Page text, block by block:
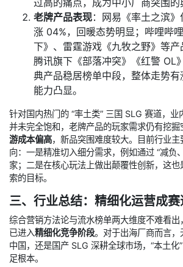
老牌产品表现：网易《率土之滨
涨 04%，回暖态势明显；哔哩哔
下》、雷霆游戏《九牧之野》等产
腾讯旗下《部落冲突》《红警 OL
典产品稳居榜单中段，整体走势
能力凸显。
针对国内热门的 “率土类” 三国 SLG 赛道，
并未完全饱和，老牌产品的玩家需求仍有挖掘
游成本偏高，新品突围难度较大。目前行业
向：一是精准切入细分需求，例如通过 “减负
家；二是在核心玩法上做出颠覆性创新，这
索的目标。
三、行业总结：精细化运营成
综合营销方法论与流水榜单两大维度不难看
已进入精细化竞争阶段。对于出海厂商而言
中国，还是国产 SLG 深耕全球市场，“本土化
足根本。